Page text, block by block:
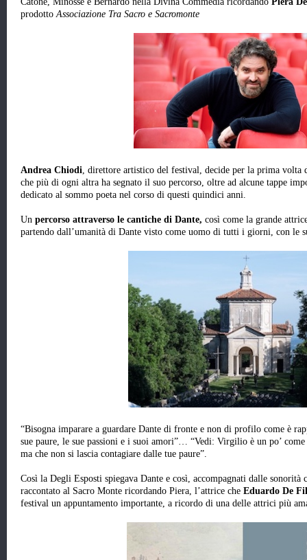
prodottoAssociazione Tra Sacro e Sacromonte
Andrea Chiodi, direttore artistico del festival, decide per la prima volta
che più di ogni altra ha segnato il suo percorso, oltre ad alcune tappe
dedicato al sommo poeta nel corso di questi quindici anni.
Un percorso attraverso le cantiche di Dante, così come la grande
partendo dall’umanità di Dante visto come uomo di tutti i giorni, con le
“Bisogna imparare a guardare Dante di fronte e non di profilo come è
sue paure, le sue passioni e i suoi amori”… “Vedi: Virgilio è un po’ come
ma che non si lascia contagiare dalle tue paure”.
Così la Degli Esposti spiegava Dante e così, accompagnati dalle
raccontato al Sacro Monte ricordando Piera, l’attrice che Eduardo De
festival un appuntamento importante, a ricordo di una delle attrici più